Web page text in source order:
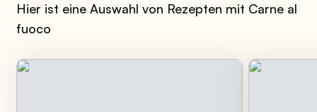
Hier ist eine Auswahl von Rezepten mit Carne al
fuoco